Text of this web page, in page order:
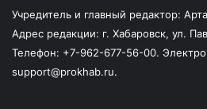
Учредитель и главный редактор:
Адрес редакции: г. Хабаровск, ул.
Телефон: +7-962-677-56-00.
support@prokhab.ru.